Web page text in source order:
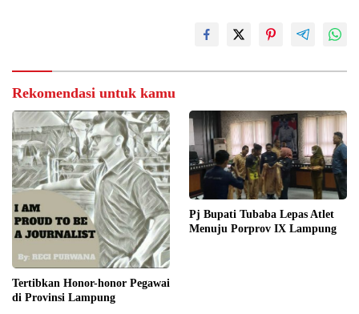
Rekomendasi untuk kamu
Tertibkan Honor-honor Pegawai
di Provinsi Lampung
Pj Bupati Tubaba Lepas Atlet
Menuju Porprov IX Lampung